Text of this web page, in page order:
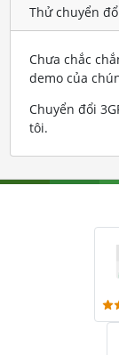
Thử chuyển
Chưa chắc
demo của
Chuyển đổi
tôi.